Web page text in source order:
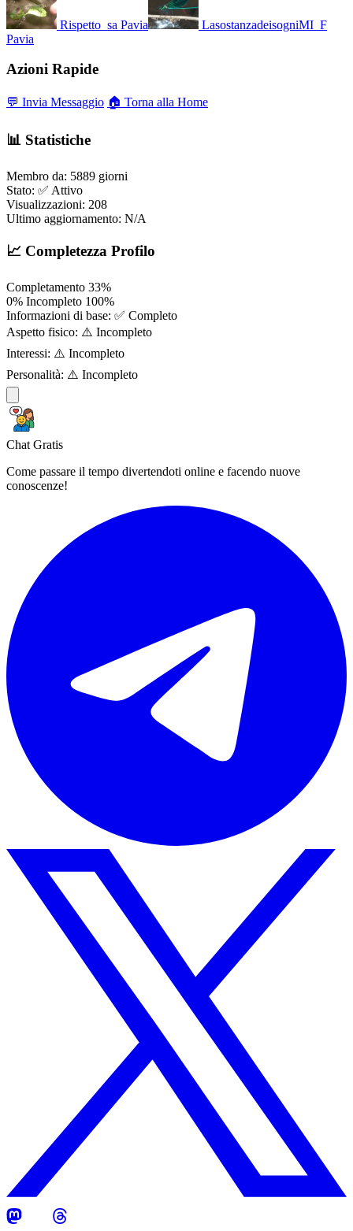
Rispetto_sa Pavia
LasostanzadeisogniMI_F
Pavia
Azioni Rapide
💬 Invia Messaggio 🏠 Torna alla Home
📊 Statistiche
Membro da: 5889 giorni
Stato: ✅ Attivo
Visualizzazioni: 208
Ultimo aggiornamento: N/A
📈 Completezza Profilo
Completamento 33%
0% Incompleto 100%
Informazioni di base: ✅ Completo
Aspetto fisico: ⚠️ Incompleto
Interessi: ⚠️ Incompleto
Personalità: ⚠️ Incompleto
Chat Gratis
Come passare il tempo divertendoti online e facendo nuove
conoscenze!